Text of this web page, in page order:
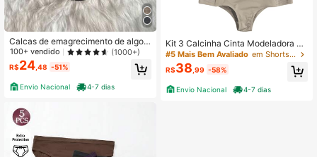
Calcas de emagrecimento de algod
ao de cintura alta para mulheres
100+ vendido (1000+)
R$24 ,48 -51%
Envio Nacional 4-7 dias
Kit 3 Calcinha Cinta Modeladora Pó
s Parto Cintura Alta Lateral Reforça
da Frimarket
#5 Mais Bem Avaliado em Shorts de segurança femininos
R$38 ,99 -58%
Envio Nacional 4-7 dias